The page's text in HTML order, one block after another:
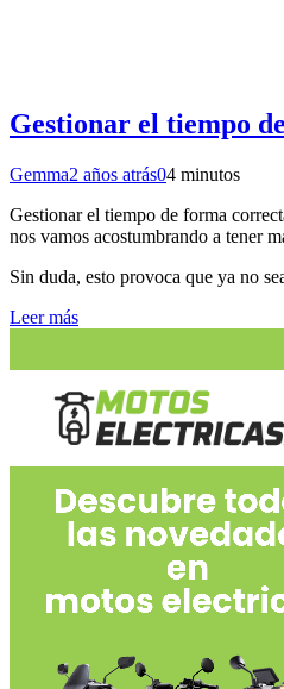
Gestionar el tiempo
Gemma2 años atrás04 minutos
Gestionar el tiempo de forma
nos vamos acostumbrando a tener
Sin duda, esto provoca que ya no
Leer más